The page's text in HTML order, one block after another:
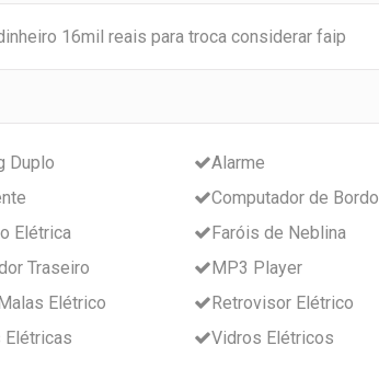
16mil reais para troca considerar faip
Duplo
Alarme
Computador de Bordo
Elétrica
Faróis de Neblina
Traseiro
MP3 Player
Elétrico
Retrovisor Elétrico
Elétricas Vidros Elétricos